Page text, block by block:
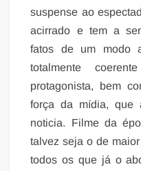
suspense ao
acirrado e tem a
fatos de um modo
totalmente
protagonista, bem
força da mídia, que
noticia. Filme da
talvez seja o de
todos os que já o